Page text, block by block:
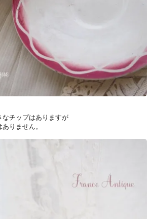
チップはありますが
りません。